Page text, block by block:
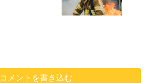
コメントを書き込む